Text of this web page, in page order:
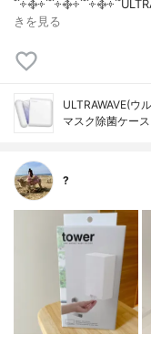
きを見る
ULTRAWAVE(ウ
マスク除菌ケー
?